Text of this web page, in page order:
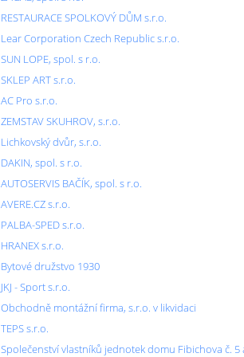
RESTAURACE SPOLKOVÝ DŮM s.r.o.
Lear Corporation Czech Republic s.r.o.
SUN LOPE, spol. s r.o.
SKLEP ART s.r.o.
AC Pro s.r.o.
ZEMSTAV SKUHROV, s.r.o.
Lichkovský dvůr, s.r.o.
DAKIN, spol. s r.o.
AUTOSERVIS BAČÍK, spol. s r.o.
AVERE.CZ s.r.o.
PALBA-SPED s.r.o.
HRANEX s.r.o.
Bytové družstvo 1930
JKJ - Sport s.r.o.
Obchodně montážní firma, s.r.o. v likvidaci
TEPS s.r.o.
Společenství vlastníků jednotek domu Fibichova č. 5